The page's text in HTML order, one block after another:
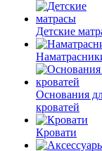
Детские
Основания
кроватей
Кровати